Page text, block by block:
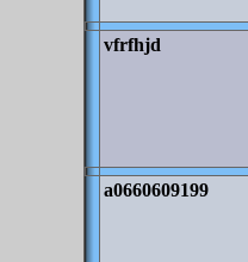
vfrfhjd
a0660609199